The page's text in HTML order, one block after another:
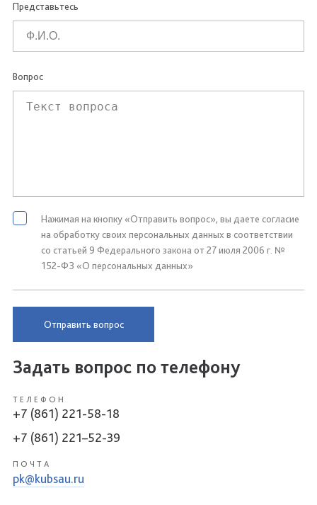
Представьтесь
Вопрос
Нажимая на кнопку «Отправить вопрос», вы даете согласие
на обработку своих персональных данных в соответствии
со статьей 9 Федерального закона от 27 июля 2006 г. №
152-ФЗ «О персональных данных»
Отправить вопрос
Задать вопрос по телефону
ТЕЛЕФОН
+7 (861) 221-58-18
+7 (861) 221–52-39
ПОЧТА
pk@kubsau.ru